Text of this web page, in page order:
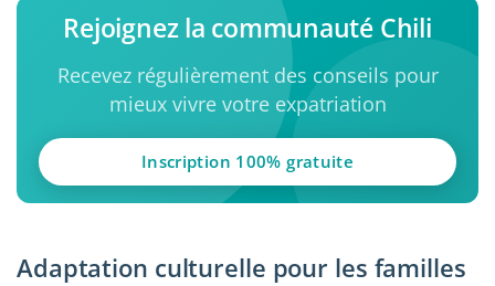
Rejoignez la communauté Chili
Recevez régulièrement des conseils pour
mieux vivre votre expatriation
Inscription 100% gratuite
Adaptation culturelle pour les familles